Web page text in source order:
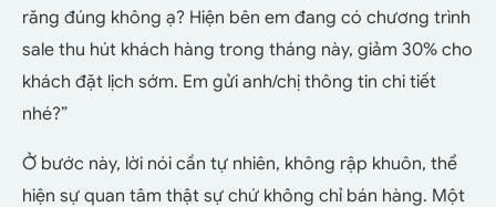
răng đúng không ạ? Hiện bên em đang có chương trình
sale thu hút khách hàng trong tháng này, giảm 30% cho
khách đặt lịch sớm. Em gửi anh/chị thông tin chi tiết
nhé?”
Ở bước này, lời nói cần tự nhiên, không rập khuôn, thể
hiện sự quan tâm thật sự chứ không chỉ bán hàng. Một